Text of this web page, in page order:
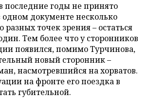
последние годы не принято
одном документе несколько
точек зрения – остаться
Тем более что у сторонников
появился, помимо Турчинова,
новый сторонник –
насмотревшийся на хорватов.
на фронте его поездка в
губительной.